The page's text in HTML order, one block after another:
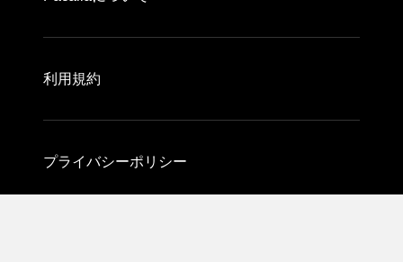
利用規約
プライバシーポリシー